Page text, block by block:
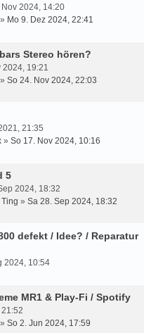
2024, 14:20
» Mo 9. Dez 2024, 22:41
Stereo hören?
2024, 19:21
» So 24. Nov 2024, 22:03
21:35
» So 17. Nov 2024, 10:16
5
2024, 18:32
» Sa 28. Sep 2024, 18:32
defekt / Idee? / Reparatur
2024, 10:54
MR1 & Play-Fi / Spotify
» So 2. Jun 2024, 17:59